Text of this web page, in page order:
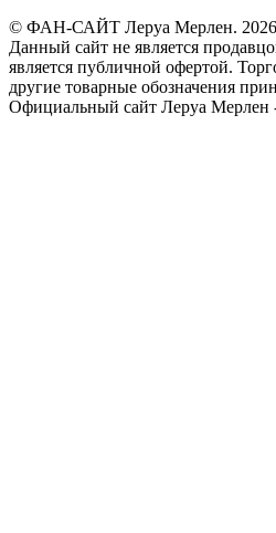
© ФАН-САЙТ Леруа Мерлен. 2026
Данный сайт не является
является публичной офертой.
другие товарные обозначения
Официальный сайт Леруа Мерлен